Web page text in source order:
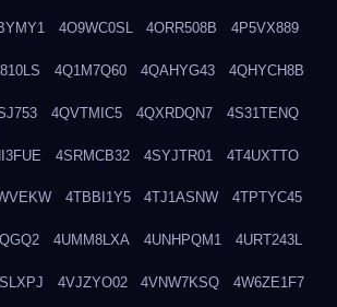
4O9WC0SL 4ORR508B 4P5VX889
4Q1M7Q60 4QAHYG43 4QHYCH8B
4QVTMIC5 4QXRDQN7 4S31TENQ
4SRMCB32 4SYJTR01 4T4UXTTO
4TBBI1Y5 4TJ1ASNW 4TPTYC45
4UMM8LXA 4UNHPQM1 4URT243L
4VJZYO02 4VNW7KSQ 4W6ZE1F7